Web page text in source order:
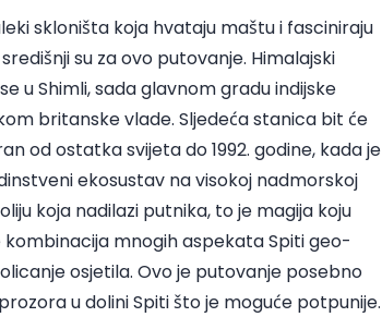
skloništa koja hvataju maštu i fasciniraju
su za ovo putovanje. Himalajski
u Shimli, sada glavnom gradu indijske
britanske vlade. Sljedeća stanica bit će
od ostatka svijeta do 1992. godine, kada je
ekosustav na visokoj nadmorskoj
koja nadilazi putnika, to je magija koju
kombinacija mnogih aspekata Spiti geo-
osjetila. Ovo je putovanje posebno
u dolini Spiti što je moguće potpunije.